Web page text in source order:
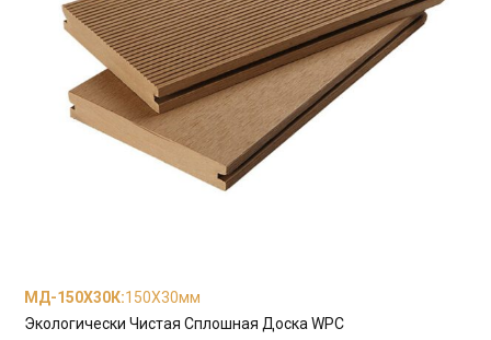
МД-150Х30К:150X30мм
Экологически Чистая Сплошная Доска WPC